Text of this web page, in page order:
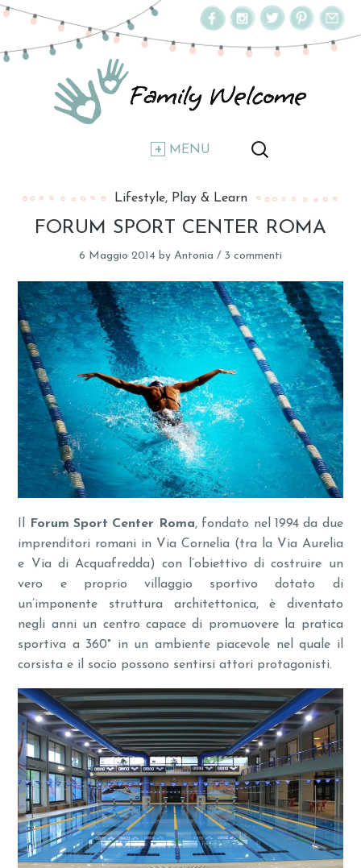
MENU
Lifestyle Play & Learn
FORUM SPORT CENTER ROMA
6 Maggio 2014 by Antonia / 3 commenti
Forum Sport Center Roma, fondato nel 1994 da due
imprenditori romani in Via Cornelia (tra la Via Aurelia
e Via di Acquafredda) con l’obiettivo di costruire un
vero e proprio villaggio sportivo dotato di
un’imponente struttura architettonica, è diventato
negli anni un centro capace di promuovere la pratica
sportiva a 360° in un ambiente piacevole nel quale il
corsista e il socio possono sentirsi attori protagonisti.